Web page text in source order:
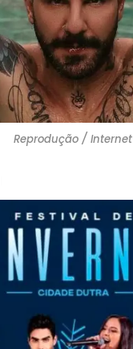
Reprodução / Internet